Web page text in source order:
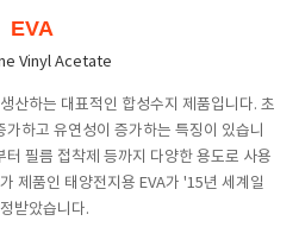
EVA
Vinyl Acetate
산하는 대표적인 합성수지 제품입니다. 초
하고 유연성이 증가하는 특징이 있습니
필름 접착제 등까지 다양한 용도로 사용
제품인 태양전지용 EVA가 '15년 세계일
받았습니다.